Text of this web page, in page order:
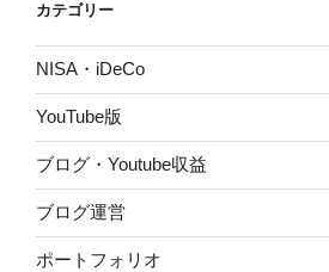
カテゴリー
NISA・iDeCo
YouTube版
ブログ・Youtube収益
ブログ運営
ポートフォリオ